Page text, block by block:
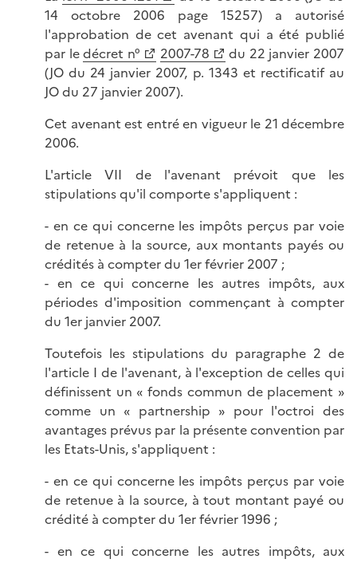
14 octobre 2006 page 15257) a autorisé
l'approbation de cet avenant qui a été publié
par ledécret n° 2007-78
du 22 janvier 2007
(JO du 24 janvier 2007, p. 1343 et rectificatif au
JO du 27 janvier 2007).
Cet avenant est entré en vigueur le 21 décembre
2006.
L'article VII de l'avenant prévoit que les
stipulations qu'il comporte s'appliquent :
- en ce qui concerne les impôts perçus par voie
de retenue à la source, aux montants payés ou
crédités à compter du 1er février 2007 ;
- en ce qui concerne les autres impôts, aux
périodes d'imposition commençant à compter
du 1er janvier 2007.
Toutefois les stipulations du paragraphe 2 de
l'article I de l'avenant, à l'exception de celles qui
définissent un « fonds commun de placement »
comme un « partnership » pour l'octroi des
avantages prévus par la présente convention par
les Etats-Unis, s'appliquent :
- en ce qui concerne les impôts perçus par voie
de retenue à la source, à tout montant payé ou
crédité à compter du 1er février 1996 ;
- en ce qui concerne les autres impôts, aux